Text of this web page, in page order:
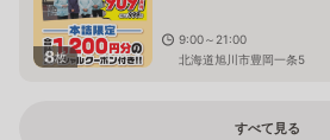
8枚
9:00～21:00
北海道旭川市豊岡一条5
すべて見る